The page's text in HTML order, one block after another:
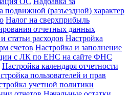
подвижной (разъездной) характер
Налог на сверхприбыль
отчетных данных
статьи расходов Настройка
счетов Настройка и заполнение
с ЛК по ЕНС на сайте ФНС
Настройка календаря отчетности
пользователей и прав
учетной политики